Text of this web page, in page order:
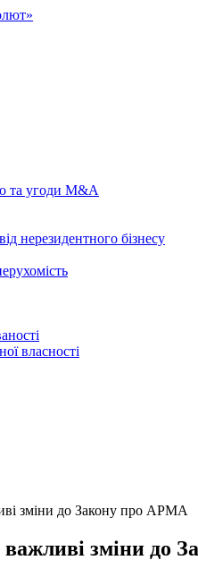
та угоди M&A
нерезидентного бізнесу
власності
зміни до Закону про АРМА
зміни до